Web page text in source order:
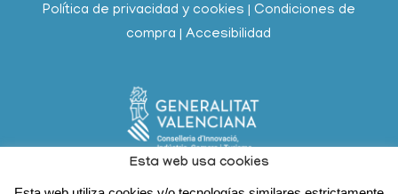
Política de privacidad y cookies | Condiciones de
compra |Accesibilidad
Esta web usa cookies